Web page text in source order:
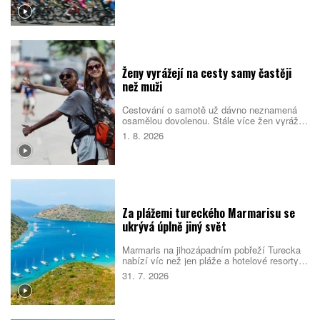
Ženy vyrážejí na cesty samy častěji
než muži
Cestování o samotě už dávno neznamená
osamělou dovolenou. Stále více žen vyráží
do světa bez partnera či rodiny, zároveň ale
vyhledává malé skupiny stejně naladěných
1. 8. 2026
Za plážemi tureckého Marmarisu se
ukrývá úplně jiný svět
Marmaris na jihozápadním pobřeží Turecka
nabízí víc než jen pláže a hotelové resorty.
Město obklopují borové lesy, zátoky s
průzračnou vodou i pozůstatky dávných
31. 7. 2026